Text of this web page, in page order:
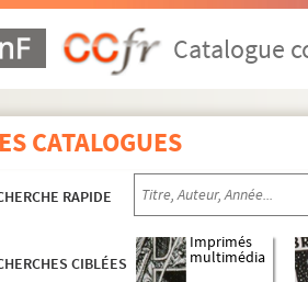
Catalogue
CATALOGUES
RAPIDE
CIBLÉES
Imprimés
multimédia